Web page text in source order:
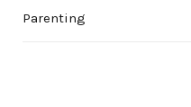
Parenting